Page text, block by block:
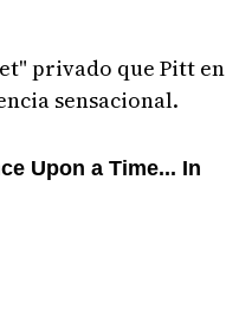
privado que Pitt en
sensacional.
Upon a Time... In